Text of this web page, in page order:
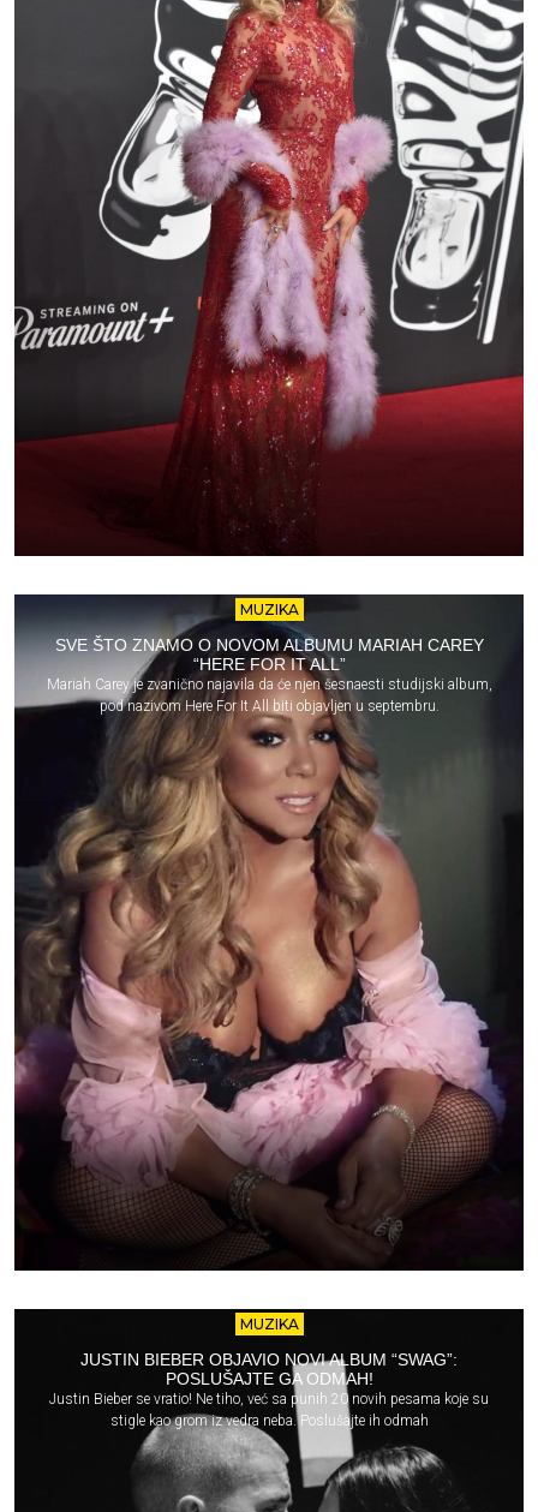
MUZIKA
SVE ŠTO ZNAMO O NOVOM ALBUMU MARIAH CAREY
“HERE FOR IT ALL”
Mariah Carey je zvanično najavila da će njen šesnaesti studijski album,
pod nazivom Here For It All biti objavljen u septembru.
MUZIKA
JUSTIN BIEBER OBJAVIO NOVI ALBUM “SWAG”:
POSLUŠAJTE GA ODMAH!
Justin Bieber se vratio! Ne tiho, već sa punih 20 novih pesama koje su
stigle kao grom iz vedra neba. Poslušajte ih odmah